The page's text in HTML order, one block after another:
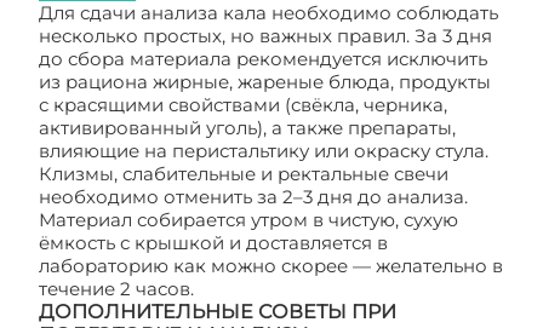
Для сдачи анализа кала необходимо соблюдать
несколько простых, но важных правил. За 3 дня
до сбора материала рекомендуется исключить
из рациона жирные, жареные блюда, продукты
с красящими свойствами (свёкла, черника,
активированный уголь), а также препараты,
влияющие на перистальтику или окраску стула.
Клизмы, слабительные и ректальные свечи
необходимо отменить за 2–3 дня до анализа.
Материал собирается утром в чистую, сухую
ёмкость с крышкой и доставляется в
лабораторию как можно скорее — желательно в
течение 2 часов.
ДОПОЛНИТЕЛЬНЫЕ СОВЕТЫ ПРИ